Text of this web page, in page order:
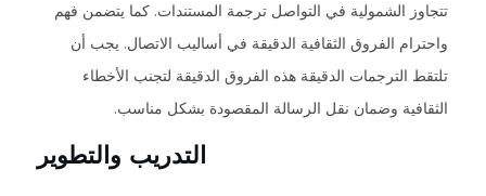
تتجاوز الشمولية في التواصل ترجمة المستندات. كما يتضمن فهم
واحترام الفروق الثقافية الدقيقة في أساليب الاتصال. يجب أن
تلتقط الترجمات الدقيقة هذه الفروق الدقيقة لتجنب الأخطاء
الثقافية وضمان نقل الرسالة المقصودة بشكل مناسب.
التدريب والتطوير